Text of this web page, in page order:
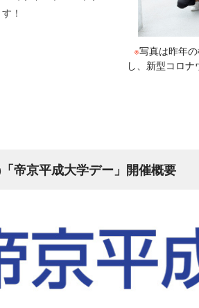
！
※写真は昨年
し、新型コロ
帝京平成大学デー」開催概要